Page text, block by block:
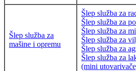
Šlep služba za
mašine i opremu
Šlep služba za
Šlep služba za
Šlep služba za
Šlep služba za
Šlep služba za
Šlep služba za
(mini